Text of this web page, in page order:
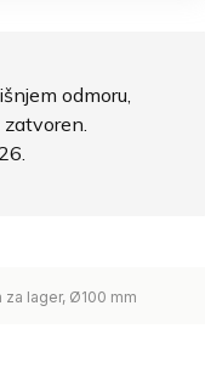
odmoru,
za lager, Ø100 mm